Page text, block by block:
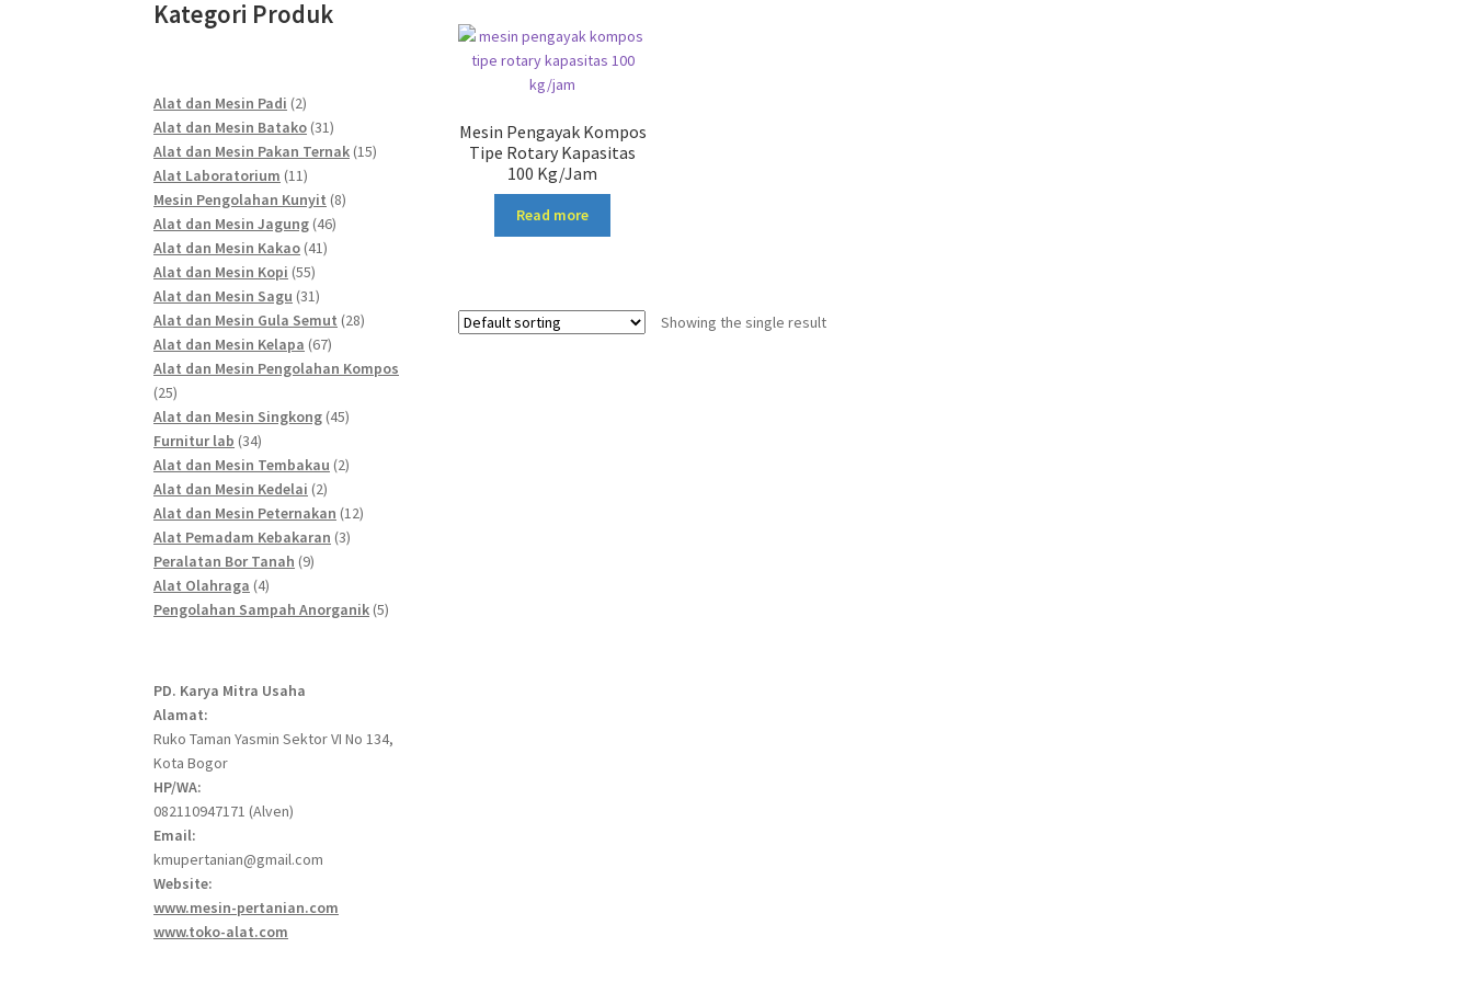
Mesin Pengayak Kompos
Tipe Rotary Kapasitas
100 Kg/Jam
Read more
Showing the single result
Kategori Produk
Alat dan Mesin Padi 22
products
Alat dan Mesin Batako 3131
products
Alat dan Mesin Pakan Ternak 1515
Alat Laboratorium 1111
products
Mesin Pengolahan Kunyit 88
Alat dan Mesin Jagung 4646
Alat dan Mesin Kakao 4141
Alat dan Mesin Kopi 5555
products
Alat dan Mesin Sagu 3131
products
Alat dan Mesin Gula Semut 2828
Alat dan Mesin Kelapa 6767
products
Alat dan Mesin Pengolahan Kompos
2525
products
Alat dan Mesin Singkong 4545
Furnitur lab 3434
products
Alat dan Mesin Tembakau 22
Alat dan Mesin Kedelai 22
products
Alat dan Mesin Peternakan 1212
Alat Pemadam Kebakaran 33
Peralatan Bor Tanah 99
Alat Olahraga 44
products
Pengolahan Sampah Anorganik 55
PD. Karya Mitra Usaha
Alamat:
Ruko Taman Yasmin Sektor VI No 134,
Kota Bogor
HP/WA:
082110947171 (Alven)
Email:
kmupertanian@gmail.com
Website:
www.mesin-pertanian.com
www.toko-alat.com